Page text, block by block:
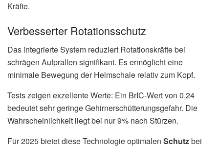
Kräfte.
Verbesserter Rotationsschutz
Das integrierte System reduziert Rotationskräfte bei
schrägen Aufprallen signifikant. Es ermöglicht eine
minimale Bewegung der Helmschale relativ zum Kopf.
Tests zeigen exzellente Werte: Ein BrIC-Wert von 0,24
bedeutet sehr geringe Gehirnerschütterungsgefahr. Die
Wahrscheinlichkeit liegt bei nur 9% nach Stürzen.
Für 2025 bietet diese Technologie optimalen Schutzbei